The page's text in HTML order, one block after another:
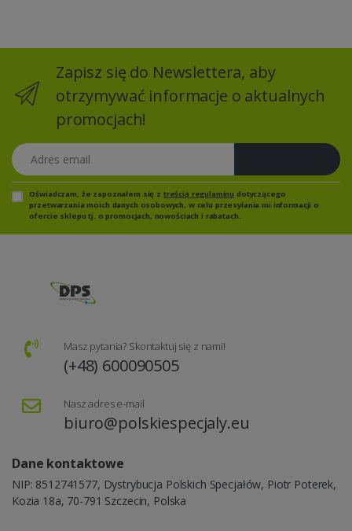
Zapisz się do Newslettera, aby
otrzymywać informacje o aktualnych
promocjach!
Adres email
Oświadczam, że zapoznałem się z treścią regulaminu dotyczącego
przetwarzania moich danych osobowych, w celu przesyłania mi informacji o
ofercie sklepu tj. o promocjach, nowościach i rabatach.
Masz pytania? Skontaktuj się z nami!
(+48) 600090505
Nasz adres e-mail
biuro@polskiespecjaly.eu
Dane kontaktowe
NIP: 8512741577, Dystrybucja Polskich Specjałów, Piotr Poterek,
Kozia 18a, 70-791 Szczecin, Polska